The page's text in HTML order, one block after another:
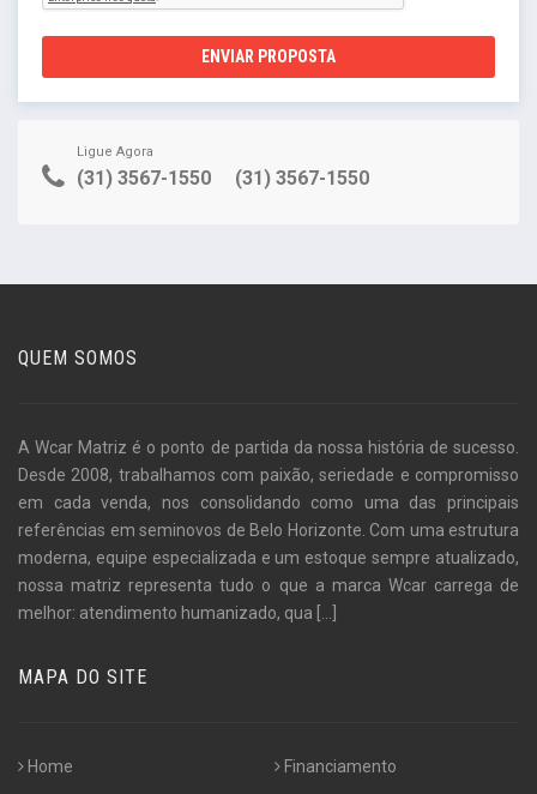
ENVIAR PROPOSTA
Ligue Agora
(31) 3567-1550 (31) 3567-1550
QUEM SOMOS
A Wcar Matriz é o ponto de partida da nossa história de sucesso.
Desde 2008, trabalhamos com paixão, seriedade e compromisso
em cada venda, nos consolidando como uma das principais
referências em seminovos de Belo Horizonte. Com uma estrutura
moderna, equipe especializada e um estoque sempre atualizado,
nossa matriz representa tudo o que a marca Wcar carrega de
melhor: atendimento humanizado, qua [...]
MAPA DO SITE
Home Financiamento